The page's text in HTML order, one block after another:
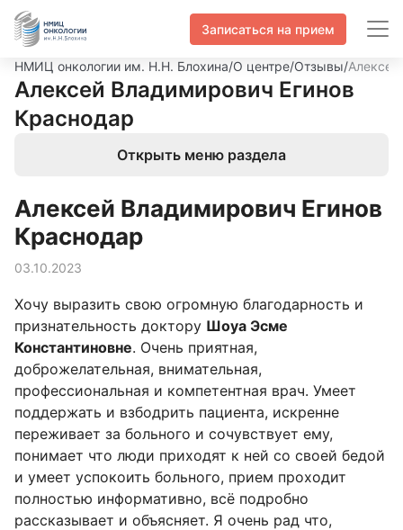
Записаться на прием
НМИЦ онкологии им. Н.Н. Блохина/О центре/Отзывы/
Алексей Владимирович Егинов
Краснодар
Открыть меню раздела
Алексей Владимирович Егинов
Краснодар
03.10.2023
Хочу выразить свою огромную благодарность и
признательность доктору Шоуа Эсме
Константиновне. Очень приятная,
доброжелательная, внимательная,
профессиональная и компетентная врач. Умеет
поддержать и взбодрить пациента, искренне
переживает за больного и сочувствует ему,
понимает что люди приходят к ней со своей бедой
и умеет успокоить больного, прием проходит
полностью информативно, всё подробно
рассказывает и объясняет. Я очень рад что,